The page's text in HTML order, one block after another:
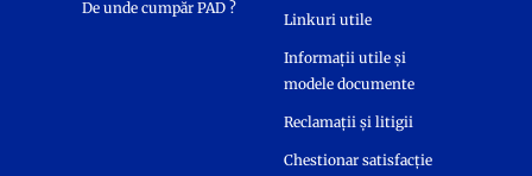
De unde cumpăr PAD ?
Linkuri utile
Informații utile și
modele documente
Reclamații și litigii
Chestionar satisfacție